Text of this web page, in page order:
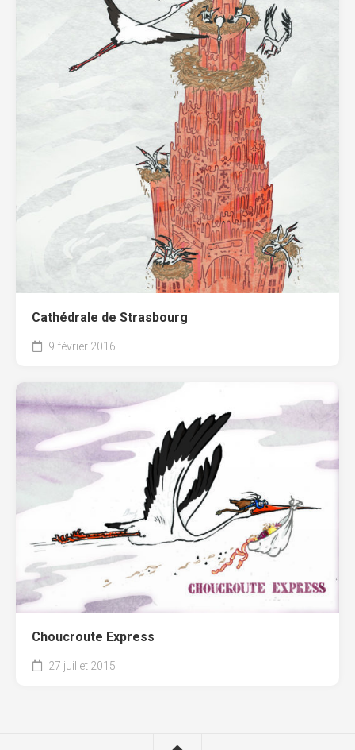
Cathédrale de Strasbourg
9 février 2016
Choucroute Express
27 juillet 2015